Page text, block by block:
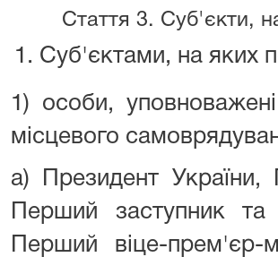
Стаття 3. Суб'єкти,
Суб'єктами, на яких
1) особи,
місцевого
а) Президент України,
Перший заступник та
Перший віце-прем'єр-